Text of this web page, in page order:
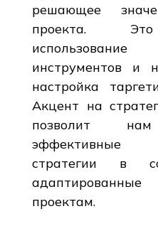
решающее
проекта. Это
инструментов и
настройка
Акцент на
позволит нам
эффективные
стратегии в
проектам.